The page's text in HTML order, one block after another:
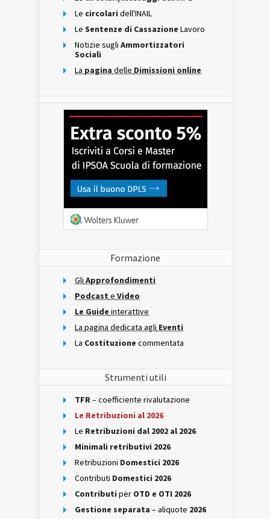
Le circolari dell'INAIL
Le Sentenze di Cassazione Lavoro
Notizie sugli Ammortizzatori
Sociali
La pagina delle Dimissioni online
Formazione
Gli Approfondimenti
Podcast e Video
Le Guide interattive
La pagina dedicata agli Eventi
La Costituzione commentata
Strumenti utili
TFR– coefficiente rivalutazione
Le Retribuzioni al 2026
Le Retribuzioni dal 2002 al 2026
Minimali retributivi 2026
Retribuzioni Domestici 2026
Contributi Domestici 2026
Contributi per OTD e OTI 2026
Gestione separata – aliquote 2026